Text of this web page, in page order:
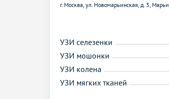
г. Москва, ул. Новомарьинская, д. 3,
УЗИ селезенки
УЗИ мошонки
УЗИ колена
УЗИ мягких тканей